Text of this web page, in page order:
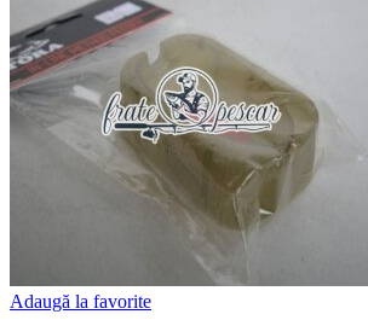
Adaugă la favorite